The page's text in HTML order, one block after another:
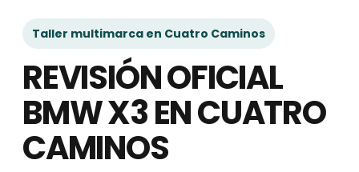
Taller multimarca en Cuatro Caminos
REVISIÓN OFICIAL
BMW X3 EN CUATRO
CAMINOS